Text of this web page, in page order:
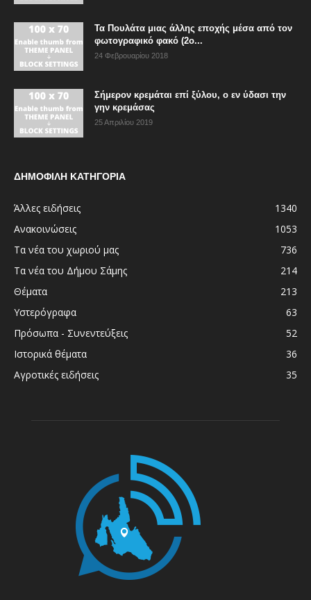
Τα Πουλάτα μιας άλλης εποχής μέσα από τον
φωτογραφικό φακό (2ο...
24 Φεβρουαρίου 2018
Σήμερον κρεμάται επί ξύλου, ο εν ύδασι την
γην κρεμάσας
25 Απριλίου 2019
ΔΗΜΟΦΙΛΗ ΚΑΤΗΓΟΡΙΑ
Άλλες ειδήσεις
1340
Ανακοινώσεις
1053
Τα νέα του χωριού μας
736
Τα νέα του Δήμου Σάμης
214
Θέματα
213
Υστερόγραφα
63
Πρόσωπα - Συνεντεύξεις
52
Ιστορικά θέματα
36
Αγροτικές ειδήσεις
35